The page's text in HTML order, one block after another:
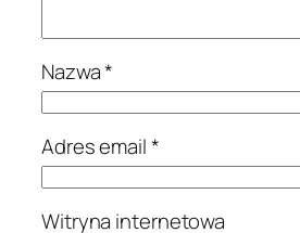
Nazwa*
Adres email*
Witryna internetowa